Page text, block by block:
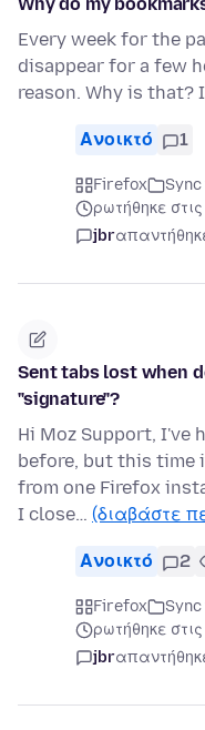
Why do my
Every week for the
disappear for a few
reason. Why is
Ανοικτό 1
Firefox
ρωτήθηκε
jbr
Sent tabs lost when
"signature"?
Hi Moz Support, I've
before, but this time
from one Firefox
I close… (διαβάστε
Ανοικτό 2
Firefox
ρωτήθηκε
jbr